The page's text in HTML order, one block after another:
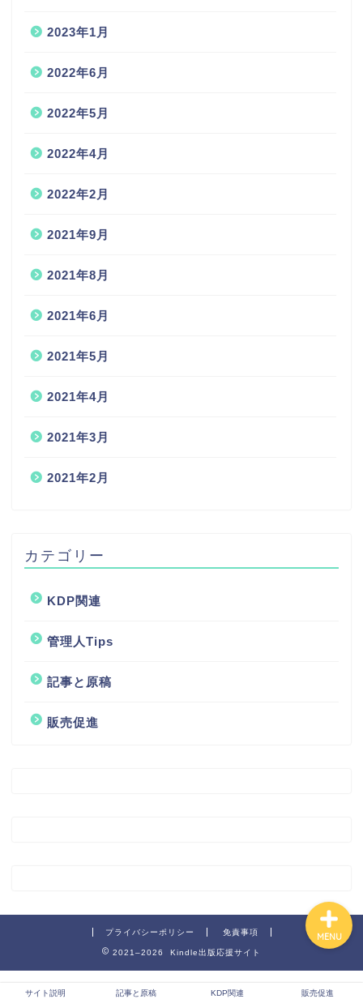
2023年1月
2022年6月
2022年5月
2022年4月
2022年2月
2021年9月
2021年8月
2021年6月
2021年5月
2021年4月
2021年3月
2021年2月
カテゴリー
KDP関連
管理人Tips
記事と原稿
販売促進
プライバシーポリシー 免責事項
2021–2026 Kindle出版応援サイト
サイト説明 記事と原稿 KDP関連 販売促進
MENU